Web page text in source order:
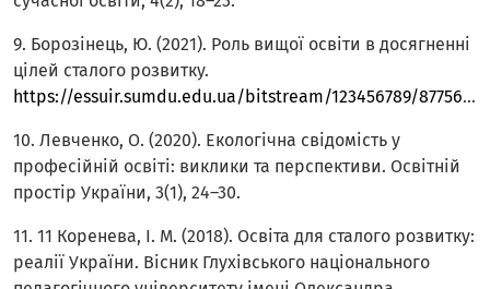
9. Борозінець, Ю. (2021). Роль вищої освіти в досягненні
цілей сталого розвитку.
https://essuir.sumdu.edu.ua/bitstream/123456789/87756/1/Borozinets_mag_rob.pdf
10. Левченко, О. (2020). Екологічна свідомість у
професійній освіті: виклики та перспективи. Освітній
простір України, 3(1), 24–30.
11. 11 Коренева, І. М. (2018). Освіта для сталого розвитку:
реалії України. Вісник Глухівського національного